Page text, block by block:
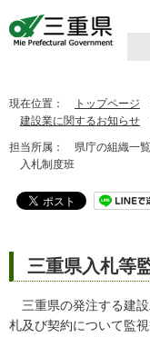
現在位置： トップページ
建設業に関するお知らせ
担当所属： 県庁の組織一
入札制度班
三重県入札等
三重県の発注する建設
札及び契約について監